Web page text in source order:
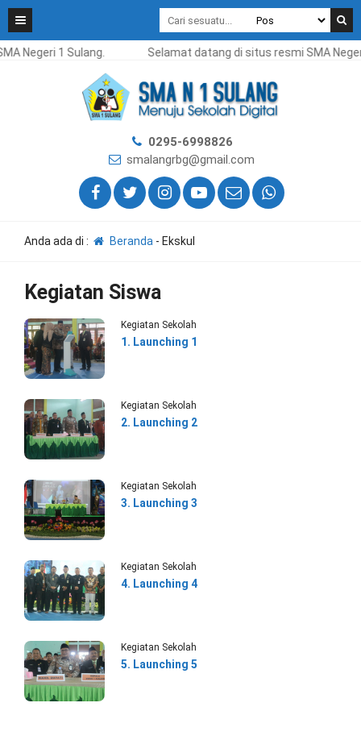
Negeri 1 Sulang. Selamat datang di situs resmi SMA
0295-6998826
smalangrbg@gmail.com
Anda ada di : Beranda - Ekskul
Kegiatan Siswa
Kegiatan Sekolah
1. Launching 1
Kegiatan Sekolah
2. Launching 2
Kegiatan Sekolah
3. Launching 3
Kegiatan Sekolah
4. Launching 4
Kegiatan Sekolah
5. Launching 5